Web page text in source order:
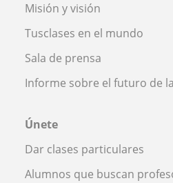
Misión y visión
Tusclases en el mundo
Sala de prensa
Informe sobre el futuro de
Únete
Dar clases particulares
Alumnos que buscan